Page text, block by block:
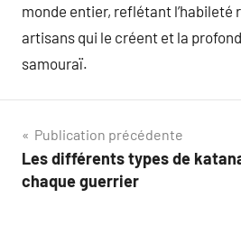
monde entier, reflétant l’habileté
artisans qui le créent et la
samouraï.
Navigation
de
Publication précédente
Les différents types de
chaque guerrier